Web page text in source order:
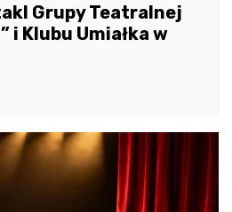
Grupy Teatralnej
i Klubu Umiałka w